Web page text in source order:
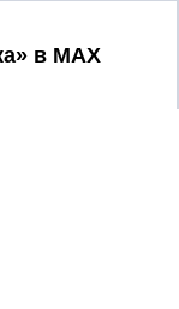
82247 от 23
в сфере связи,